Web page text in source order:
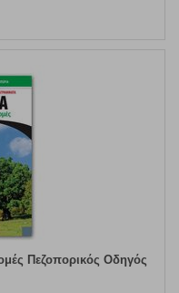
Πεζοπορικός Οδηγός